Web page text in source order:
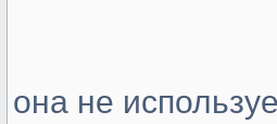
она не